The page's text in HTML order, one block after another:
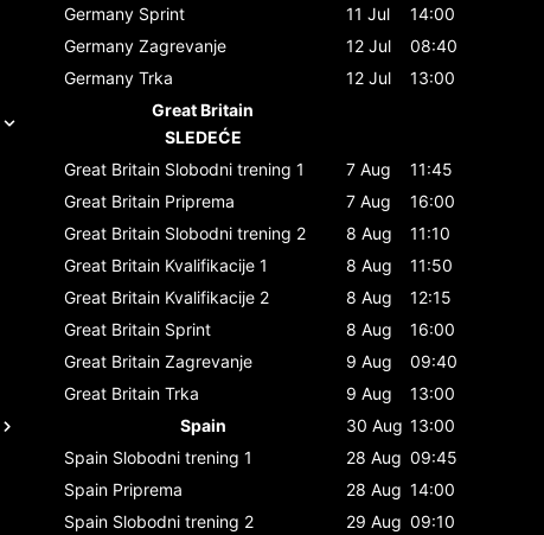
Germany Sprint 11 Jul
14:00
Germany Zagrevanje 12 Jul
08:40
Germany Trka 12 Jul
13:00
Great Britain
SLEDEĆE
Great Britain Slobodni trening 1 7 Aug
11:45
Great Britain Priprema 7 Aug
16:00
Great Britain Slobodni trening 2 8 Aug
11:10
Great Britain Kvalifikacije 1 8 Aug
11:50
Great Britain Kvalifikacije 2 8 Aug
12:15
Great Britain Sprint 8 Aug
16:00
Great Britain Zagrevanje 9 Aug
09:40
Great Britain Trka 9 Aug
13:00
Spain
30 Aug 13:00
Spain Slobodni trening 1 28 Aug 09:45
Spain Priprema 28 Aug 14:00
Spain Slobodni trening 2 29 Aug 09:10